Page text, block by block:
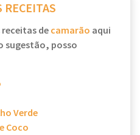
RECEITAS
decamarão aqui
sugestão, posso
Verde
Coco